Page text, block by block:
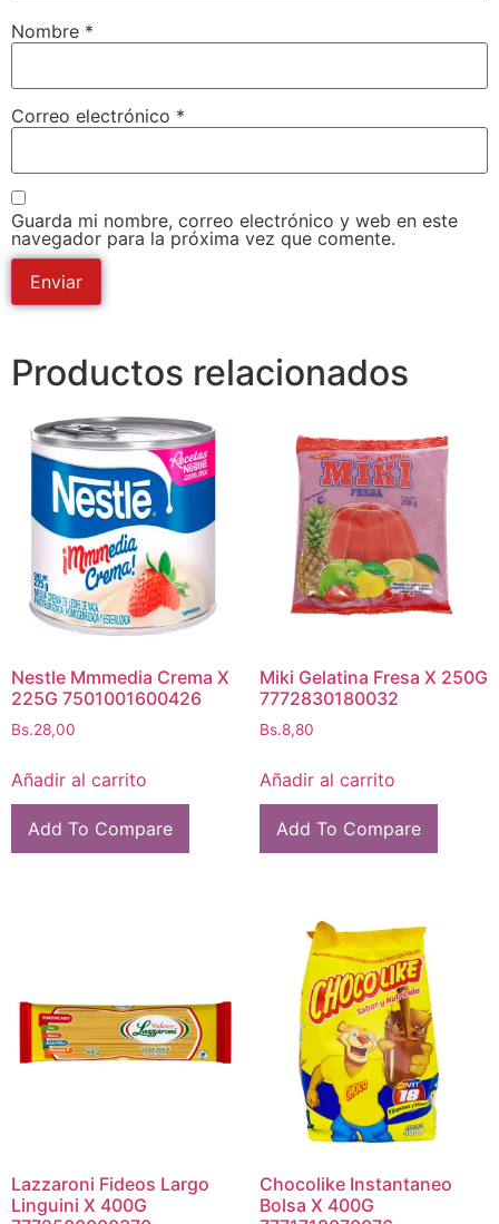
Nombre *
Correo electrónico *
Guarda mi nombre, correo electrónico y web en este
navegador para la próxima vez que comente.
Productos relacionados
Nestle Mmmedia Crema X
225G 7501001600426
Bs.28,00
Añadir al carrito
Add To Compare
Miki Gelatina Fresa X 250G
7772830180032
Bs.8,80
Añadir al carrito
Add To Compare
Lazzaroni Fideos Largo
Linguini X 400G
Chocolike Instantaneo
Bolsa X 400G